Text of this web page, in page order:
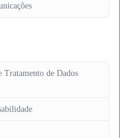
Tratamento de Dados